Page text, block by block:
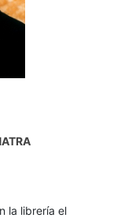
la librería el